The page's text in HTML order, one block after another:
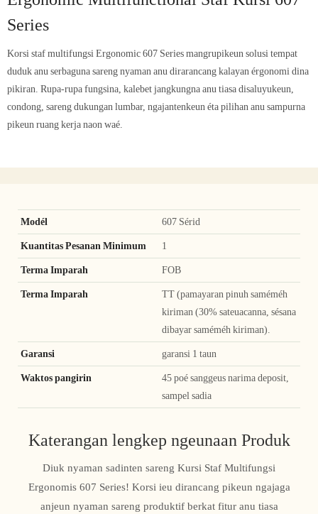
Series
Korsi staf multifungsi Ergonomic 607 Series mangrupikeun solusi tempat
duduk anu serbaguna sareng nyaman anu dirarancang kalayan érgonomi dina
pikiran. Rupa-rupa fungsina, kalebet jangkungna anu tiasa disaluyukeun,
condong, sareng dukungan lumbar, ngajantenkeun éta pilihan anu sampurna
pikeun ruang kerja naon waé.
Modél 607 Sérid
Kuantitas Pesanan Minimum 1
Terma Imparah FOB
Terma Imparah
TT (pamayaran pinuh saméméh
kiriman (30% sateuacanna, sésana
dibayar saméméh kiriman).
Garansi garansi 1 taun
Waktos pangirin
45 poé sanggeus narima deposit,
sampel sadia
Katerangan lengkep ngeunaan Produk
Diuk nyaman sadinten sareng Kursi Staf Multifungsi
Ergonomis 607 Series! Korsi ieu dirancang pikeun ngajaga
anjeun nyaman sareng produktif berkat fitur anu tiasa